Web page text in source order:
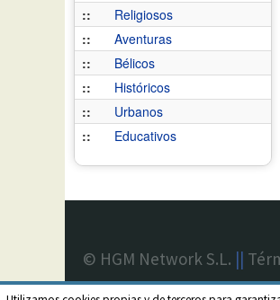
::
Religiosos
::
Aventuras
::
Bélicos
::
Históricos
::
Urbanos
::
Educativos
© HGM Network S.L. ||